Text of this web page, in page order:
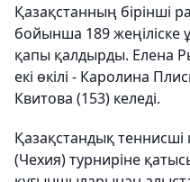
Қазақстанның бірінші
бойынша 189
қапы қалдырды. Елена
екі өкілі - Каролина
Квитова (153) келеді.
Қазақстандық теннисші
(Чехия) турниріне